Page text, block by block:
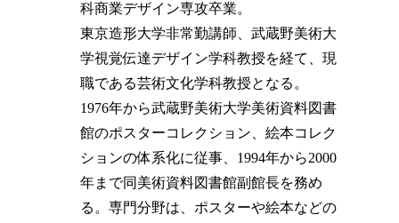
科商業デザイン専攻卒業。
東京造形大学非常勤講師、武蔵野美術大
学視覚伝達デザイン学科教授を経て、現
職である芸術文化学科教授となる。
1976年から武蔵野美術大学美術資料図書
館のポスターコレクション、絵本コレク
ションの体系化に従事、1994年から2000
年まで同美術資料図書館副館長を務め
る。専門分野は、ポスターや絵本などの